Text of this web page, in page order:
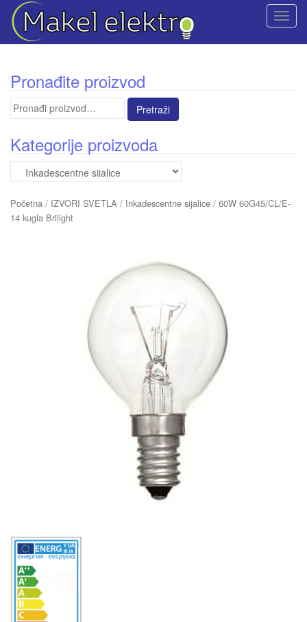
T
t
Pronađite proizvod
Pretraga
Kategorije proizvoda
Početna / IZVORI SVETLA / Inkadescentne sijalice / 60W 60G45/CL/E-
14 kugla Brilight